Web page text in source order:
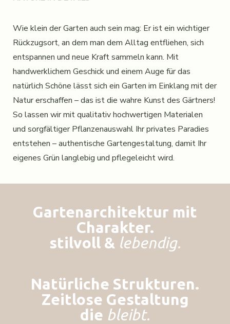
Wie klein der Garten auch sein mag: Er ist ein wichtiger
Rückzugsort, an dem man dem Alltag entfliehen, sich
entspannen und neue Kraft sammeln kann. Mit
handwerklichem Geschick und einem Auge für das
natürlich Schöne lässt sich ein Garten im Einklang mit der
Natur erschaffen – das ist die wahre Kunst des Gärtners!
So lassen wir mit qualitativ hochwertigen Materialen
und sorgfältiger Pflanzenauswahl Ihr privates Paradies
entstehen – authentische Gartengestaltung, damit Ihr
eigenes Grün langlebig und pflegeleicht wird.
Gartenarchitektur mit
Charakter.
stilvoll & lebendig.
Natürliche Strukturen.
Zeitlose Gestaltung
die bleibt.